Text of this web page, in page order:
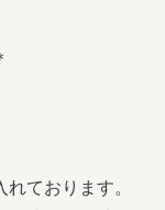
ております。